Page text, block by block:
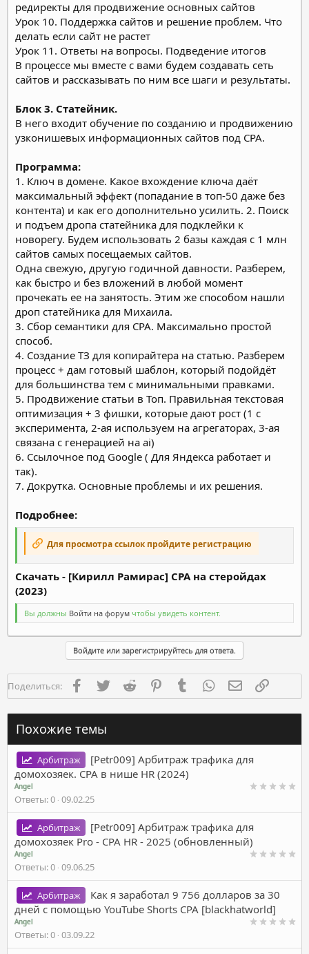
редиректы для продвижение основных сайтов
Урок 10. Поддержка сайтов и решение проблем. Что
делать если сайт не растет
Урок 11. Ответы на вопросы. Подведение итогов
В процессе мы вместе с вами будем создавать сеть
сайтов и рассказывать по ним все шаги и результаты.
Блок 3. Статейник.
В него входит обучение по созданию и продвижению
узконишевых информационных сайтов под CPA.
Программа:
1. Ключ в домене. Какое вхождение ключа даёт
максимальный эффект (попадание в топ-50 даже без
контента) и как его дополнительно усилить. 2. Поиск
и подъем дропа статейника для подклейки к
новорегу. Будем использовать 2 базы каждая с 1 млн
сайтов самых посещаемых сайтов.
Одна свежую, другую годичной давности. Разберем,
как быстро и без вложений в любой момент
прочекать ее на занятость. Этим же способом нашли
дроп статейника для Михаила.
3. Сбор семантики для CPA. Максимально простой
способ.
4. Создание ТЗ для копирайтера на статью. Разберем
процесс + дам готовый шаблон, который подойдёт
для большинства тем с минимальными правками.
5. Продвижение статьи в Топ. Правильная текстовая
оптимизация + 3 фишки, которые дают рост (1 с
эксперимента, 2-ая используем на агрегаторах, 3-ая
связана с генерацией на ai)
6. Ссылочное под Google ( Для Яндекса работает и
так).
7. Докрутка. Основные проблемы и их решения.
Подробнее:
Для просмотра ссылок пройдите регистрацию
Скачать - [Кирилл Рамирас] CPA на стеройдах
(2023)
Вы должны Войти на форум чтобы увидеть контент.
Войдите или зарегистрируйтесь для ответа.
Поделиться: FacebookTwitter Reddit PinterestTumblr WhatsAppЭлектронная
Похожие темы
Арбитраж
[Petr009] Арбитраж трафика для
домохозяек. CPA в нише HR (2024)
Angel
Ответы 0 09.02.25
Арбитраж
[Petr009] Арбитраж трафика для
домохозяек Pro - CPA HR - 2025 (обновленный)
Angel
Ответы 0 09.06.25
Арбитраж
Как я заработал 9 756 долларов за 30
дней с помощью YouTube Shorts CPA [blackhatworld]
Angel
Ответы 0 03.09.22